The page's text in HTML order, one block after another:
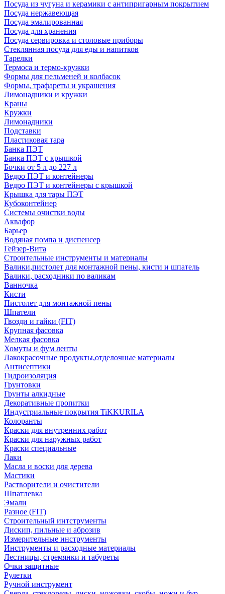
Посуда из чугуна и керамики с антипригарным покрытием
Посуда нержавеющая
Посуда эмалированная
Посуда для хранения
Посуда сервировка и столовые приборы
Стеклянная посуда для еды и напитков
Тарелки
Термоса и термо-кружки
Формы для пельменей и колбасок
Формы, трафареты и украшения
Лимонадники и кружки
Краны
Кружки
Лимонадники
Подставки
Пластиковая тара
Банка ПЭТ
Банка ПЭТ с крышкой
Бочки от 5 л до 227 л
Ведро ПЭТ и контейнеры
Ведро ПЭТ и контейнеры с крышкой
Крышка для тары ПЭТ
Кубоконтейнер
Системы очистки воды
Аквафор
Барьер
Водяная помпа и диспенсер
Гейзер-Вита
Строительные инструменты и материалы
Валики,пистолет для монтажной пены, кисти и шпатель
Валики, расходники по валикам
Ванночка
Кисти
Пистолет для монтажной пены
Шпатели
Гвозди и гайки (FIT)
Крупная фасовка
Мелкая фасовка
Хомуты и фум ленты
Лакокрасочные продукты,отделочные материалы
Антисептики
Гидроизоляция
Грунтовки
Грунты алкидные
Декоративные пропитки
Индустриальные покрытия TiKKURILA
Колоранты
Краски для внутренних работ
Краски для наружных работ
Краски специальные
Лаки
Масла и воски для дерева
Мастики
Растворители и очистители
Шпатлевка
Эмали
Разное (FIT)
Строительный интструменты
Дискип, пильные и аброзив
Измерительные инструменты
Инструменты и расходные материалы
Лестницы, стремянки и табуреты
Очки защитные
Рулетки
Ручной инструмент